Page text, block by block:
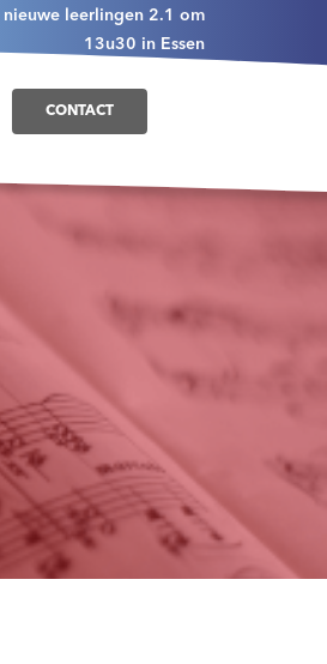
leerlingen 2.1 om
13u30 in Essen
CONTACT